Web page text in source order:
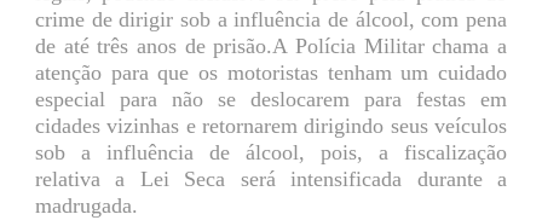
crime de dirigir sob a influência de álcool, com pena
de até três anos de prisão.A Polícia Militar chama a
atenção para que os motoristas tenham um cuidado
especial para não se deslocarem para festas em
cidades vizinhas e retornarem dirigindo seus veículos
sob a influência de álcool, pois, a fiscalização
relativa a Lei Seca
será intensificada durante a
madrugada.